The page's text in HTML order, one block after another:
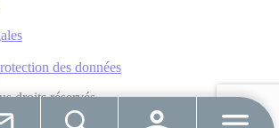
des données
droits réservés